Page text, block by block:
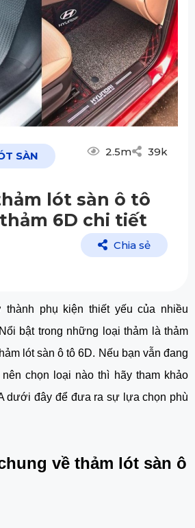
SÀN 2.5m 39k
lót sàn ô tô
thảm 6D chi tiết
Chia sẻ
phụ kiện thiết yếu của nhiều
bật trong những loại thảm là thảm
lót sàn ô tô 6D. Nếu bạn vẫn đang
chọn loại nào thì hãy tham khảo
dưới đây để đưa ra sự lựa chọn phù
về thảm lót sàn ô